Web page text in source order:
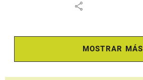
share
MOSTRAR MÁS